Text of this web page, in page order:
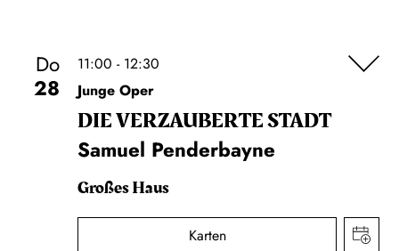
Do
28
11:00 - 12:30
Junge Oper
DIE VERZAUBERTE STADT
Samuel Penderbayne
Großes Haus
Karten